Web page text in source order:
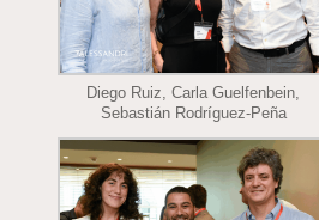
Diego Ruiz, Carla Guelfenbein,
Sebastián Rodríguez-Peña